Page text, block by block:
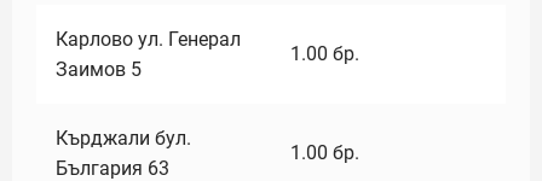
Карлово ул. Генерал
Заимов 5
1.00 бр.
Кърджали бул.
България 63
1.00 бр.